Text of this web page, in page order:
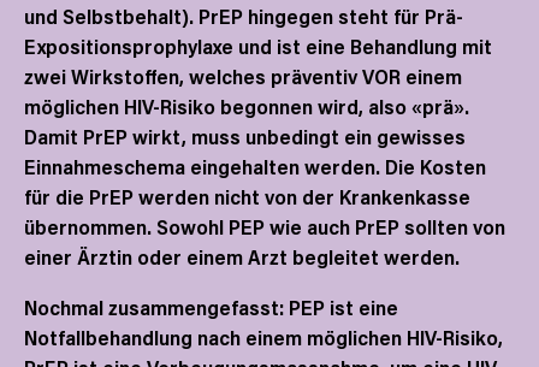
und Selbstbehalt). PrEP hingegen steht für Prä-
Expositionsprophylaxe und ist eine Behandlung mit
zwei Wirkstoffen, welches präventiv VOR einem
möglichen HIV-Risiko begonnen wird, also «prä».
Damit PrEP wirkt, muss unbedingt ein gewisses
Einnahmeschema eingehalten werden. Die Kosten
für die PrEP werden nicht von der Krankenkasse
übernommen. Sowohl PEP wie auch PrEP sollten von
einer Ärztin oder einem Arzt begleitet werden.
Nochmal zusammengefasst: PEP ist eine
Notfallbehandlung nach einem möglichen HIV-Risiko,